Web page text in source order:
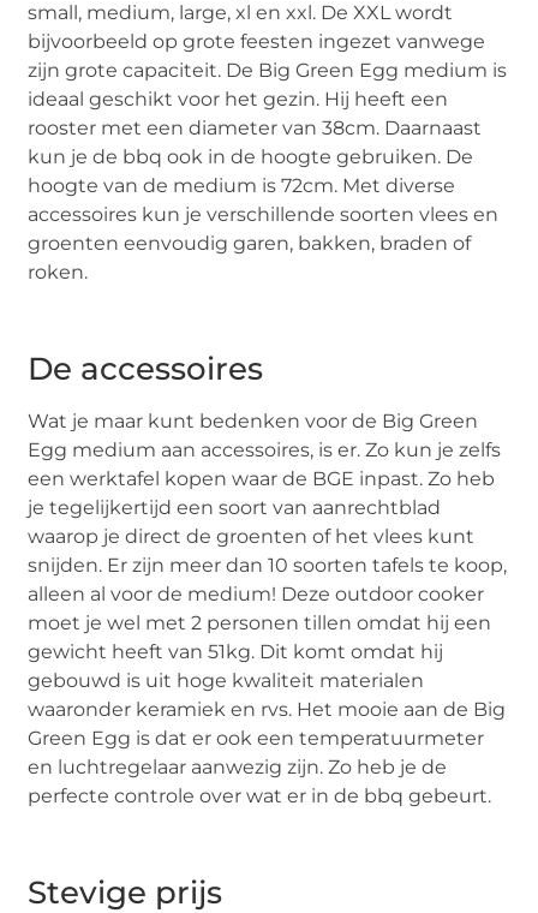
small, medium, large, xl en xxl. De XXL wordt
bijvoorbeeld op grote feesten ingezet vanwege
zijn grote capaciteit. De Big Green Egg medium is
ideaal geschikt voor het gezin. Hij heeft een
rooster met een diameter van 38cm. Daarnaast
kun je de bbq ook in de hoogte gebruiken. De
hoogte van de medium is 72cm. Met diverse
accessoires kun je verschillende soorten vlees en
groenten eenvoudig garen, bakken, braden of
roken.
De accessoires
Wat je maar kunt bedenken voor de Big Green
Egg medium aan accessoires, is er. Zo kun je zelfs
een werktafel kopen waar de BGE inpast. Zo heb
je tegelijkertijd een soort van aanrechtblad
waarop je direct de groenten of het vlees kunt
snijden. Er zijn meer dan 10 soorten tafels te koop,
alleen al voor de medium! Deze outdoor cooker
moet je wel met 2 personen tillen omdat hij een
gewicht heeft van 51kg. Dit komt omdat hij
gebouwd is uit hoge kwaliteit materialen
waaronder keramiek en rvs. Het mooie aan de Big
Green Egg is dat er ook een temperatuurmeter
en luchtregelaar aanwezig zijn. Zo heb je de
perfecte controle over wat er in de bbq gebeurt.
Stevige prijs